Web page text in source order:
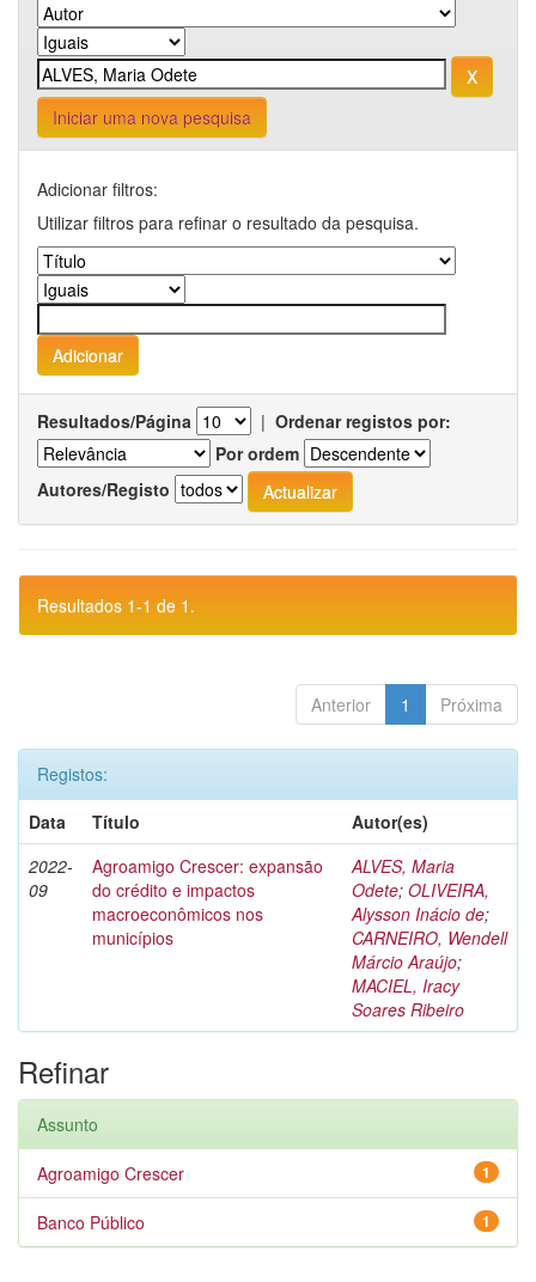
Iniciar uma nova pesquisa
Adicionar filtros:
Utilizar filtros para refinar o resultado da pesquisa.
Resultados/Página | Ordenar registos por:
Por ordem
Autores/Registo
Resultados 1-1 de 1.
Anterior 1 Próxima
Registos:
Data
Título
Autor(es)
2022-
09
Agroamigo Crescer: expansão
do crédito e impactos
macroeconômicos nos
municípios
ALVES, Maria
Odete; OLIVEIRA,
Alysson Inácio de;
CARNEIRO, Wendell
Márcio Araújo;
MACIEL, Iracy
Soares Ribeiro
Refinar
Assunto
1
Agroamigo Crescer
1
Banco Público